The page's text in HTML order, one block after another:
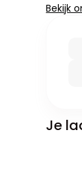
Bekijk
Je